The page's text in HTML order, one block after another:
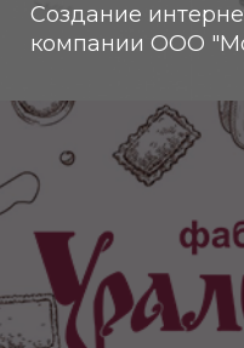
Создание
компании ООО